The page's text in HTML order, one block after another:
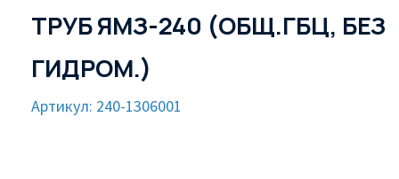
ТРУБ ЯМЗ-240 (ОБЩ.ГБЦ, БЕЗ
ГИДРОМ.)
Артикул: 240-1306001